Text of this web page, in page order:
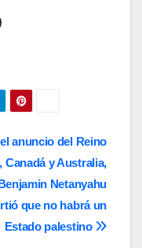
anuncio del Reino
Canadá y Australia,
Netanyahu
que no habrá un
Estado palestino